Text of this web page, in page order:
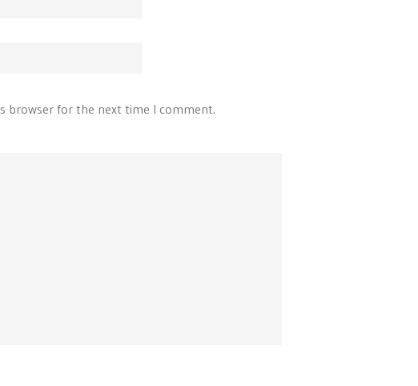
browser for the next time I comment.